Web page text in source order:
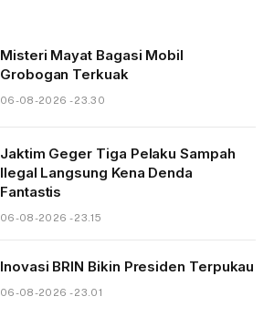
Misteri Mayat Bagasi Mobil
Grobogan Terkuak
06-08-2026 - 23.30
Jaktim Geger Tiga Pelaku Sampah
Ilegal Langsung Kena Denda
Fantastis
06-08-2026 - 23.15
Inovasi BRIN Bikin Presiden Terpukau
06-08-2026 - 23.01